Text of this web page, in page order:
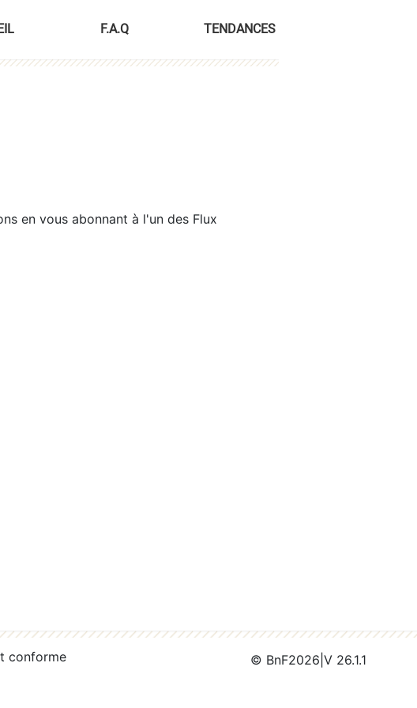
F.A.Q TENDANCES
en vous abonnant à l'un des Flux
conforme © BnF2026 V 26.1.1